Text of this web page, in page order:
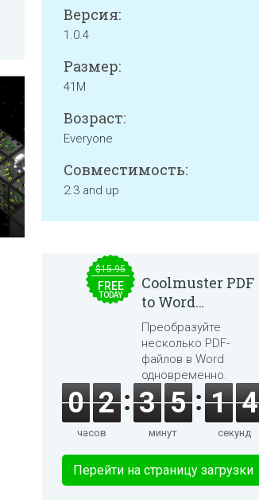
Версия:
1.0.4
Размер:
41M
Возраст:
Everyone
Совместимость:
2.3 and up
$15.95
FREE
TODAY
Coolmuster PDF
to Word
Converter 2.3.3
Преобразуйте
несколько PDF-
файлов в Word
одновременно.
0 2
часов
3 5
минут
1 4
секунд
Перейти на страницу загрузки